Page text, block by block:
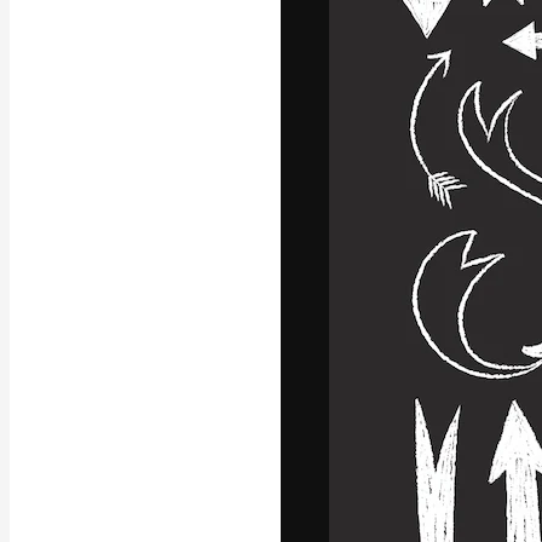
La piattaforma
migliori lavori.
creativi,
Italiano
Copyright © 2010-